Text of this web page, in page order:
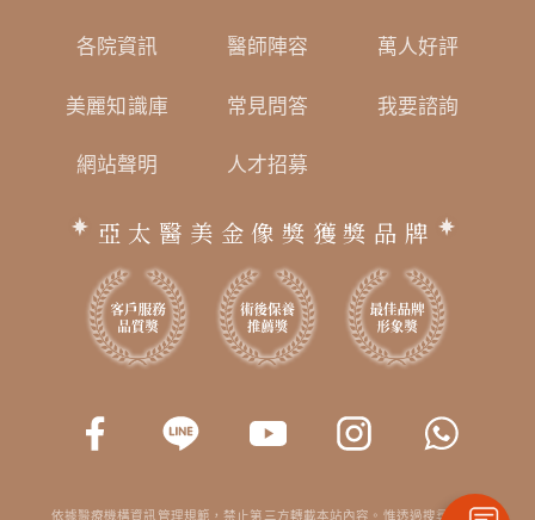
各院資訊 醫師陣容 萬人好評
美麗知識庫 常見問答 我要諮詢
網站聲明 人才招募
亞太醫美金像獎獲獎品牌
依據醫療機構資訊管理規範，禁止第三方轉載本站內容。惟透過搜尋